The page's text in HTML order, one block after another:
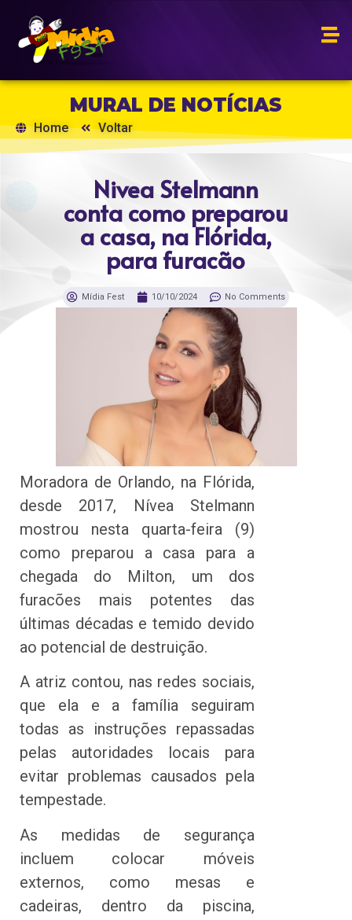
MURAL DE NOTÍCIAS
Home Voltar
Nivea Stelmann
conta como preparou
a casa, na Flórida,
para furacão
Mídia Fest 10/10/2024 No Comments
Moradora de Orlando, na Flórida,
desde 2017, Nívea Stelmann
mostrou nesta quarta-feira (9)
como preparou a casa para a
chegada do Milton, um dos
furacões mais potentes das
últimas décadas e temido devido
ao potencial de destruição.
A atriz contou, nas redes sociais,
que ela e a família seguiram
todas as instruções repassadas
pelas autoridades locais para
evitar problemas causados pela
tempestade.
As medidas de segurança
incluem colocar móveis
externos, como mesas e
cadeiras, dentro da piscina,